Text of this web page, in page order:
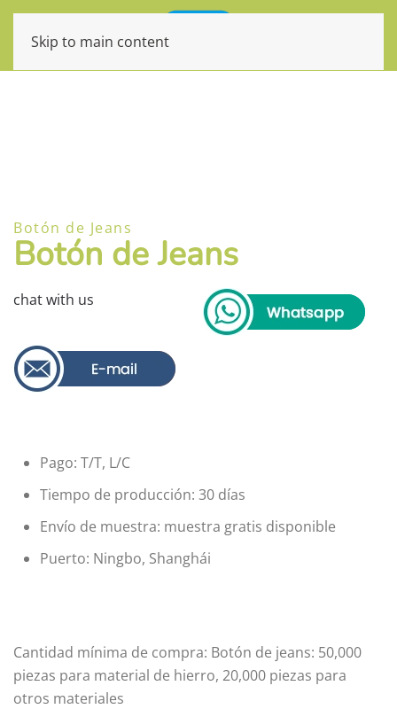
Skip to main content
Botón de Jeans
Botón de Jeans
chat with us
Pago: T/T, L/C
Tiempo de producción: 30 días
Envío de muestra: muestra gratis disponible
Puerto: Ningbo, Shanghái
Cantidad mínima de compra: Botón de jeans: 50,000
piezas para material de hierro, 20,000 piezas para
otros materiales